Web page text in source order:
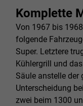
Komplette
Von 1967 bis
folgende
Super. Letztere
Kühlergrill und
Säule anstelle der
Unterscheidung
zwei beim 1300